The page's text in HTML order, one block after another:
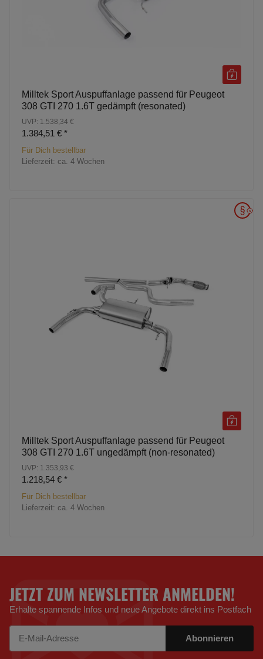
Milltek Sport Auspuffanlage passend für Peugeot
308 GTI 270 1.6T gedämpft (resonated)
UVP: 1.538,34 €
1.384,51 € *
Für Dich bestellbar
Lieferzeit: ca. 4 Wochen
Milltek Sport Auspuffanlage passend für Peugeot
308 GTI 270 1.6T ungedämpft (non-resonated)
UVP: 1.353,93 €
1.218,54 € *
Für Dich bestellbar
Lieferzeit: ca. 4 Wochen
JETZT ZUM NEWSLETTER ANMELDEN!
Erhalte spannende Infos und neue Angebote direkt ins Postfach
Abonnieren